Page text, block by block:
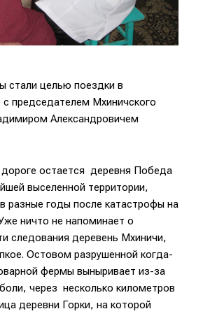
стали целью поездки в
председателем Мхиничского
Александровичем
остается деревня Победа
выселенной территории,
разные годы после катастрофы на
ничто не напоминает о
следования деревень Мхиничи,
Остовом разрушенной когда-
фермы выныривает из-за
через несколько километров
деревни Горки, на которой